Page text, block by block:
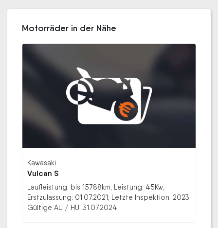
Motorräder in der Nähe
Kawasaki
Vulcan S
Laufleistung: bis 15788km; Leistung: 45Kw;
Erstzulassung: 01.07.2021; Letzte Inspektion: 2023;
Gültige AU / HU: 31.07.2024